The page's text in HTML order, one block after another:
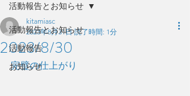
活動報告とお知らせ
活動報告
お知らせ
活動報告とお知らせ
2023/8/30
kitamiasc
2023年8月31日 読了時間: 1分
完璧の仕上がり